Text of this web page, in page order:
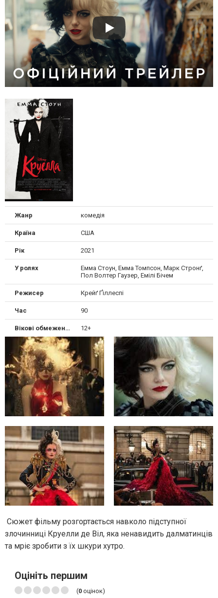
Жанр комедія
Країна США
Рік 2021
У ролях
Емма Стоун, Емма Томпсон, Марк Стронґ,
Пол Волтер Гаузер, Емілі Бічем
Режисер Крейґ Ґіллеспі
Час 90
Вікові обмеження 12+
Сюжет фільму розгортається навколо підступної
злочинниці Круелли де Віл, яка ненавидить далматинців
та мріє зробити з їх шкури хутро.
Оцініть першим
(0 оцінок)